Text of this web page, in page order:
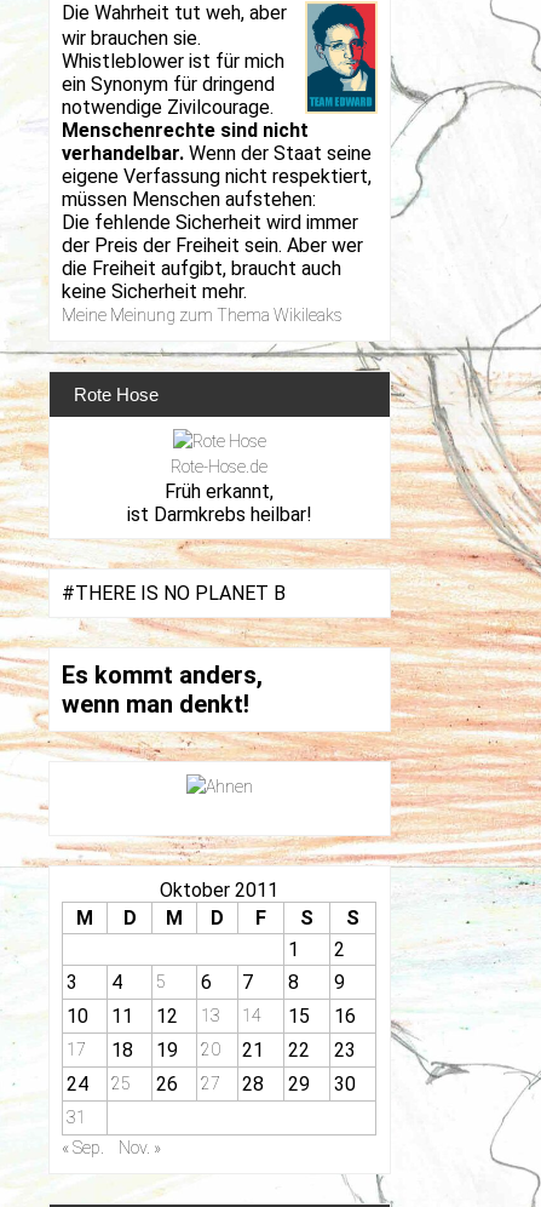
Die Wahrheit tut weh, aber
wir brauchen sie.
Whistleblower ist für mich
ein Synonym für dringend
notwendige Zivilcourage.
Menschenrechte sind nicht
verhandelbar. Wenn der Staat seine
eigene Verfassung nicht respektiert,
müssen Menschen aufstehen:
Die fehlende Sicherheit wird immer
der Preis der Freiheit sein. Aber wer
die Freiheit aufgibt, braucht auch
keine Sicherheit mehr.
Meine Meinung zum Thema Wikileaks
Rote Hose
Rote-Hose.de
Früh erkannt,
ist Darmkrebs heilbar!
#THERE IS NO PLANET B
Es kommt anders,
wenn man denkt!
Oktober 2011
M
D M D F S
S
1
2
3
4 5 6 7 8
9
10
11 12 13 14 15 16
17 18 19 20 21 22
23
24
25 26 27 28 29 30
31
« Sep.
Nov. »